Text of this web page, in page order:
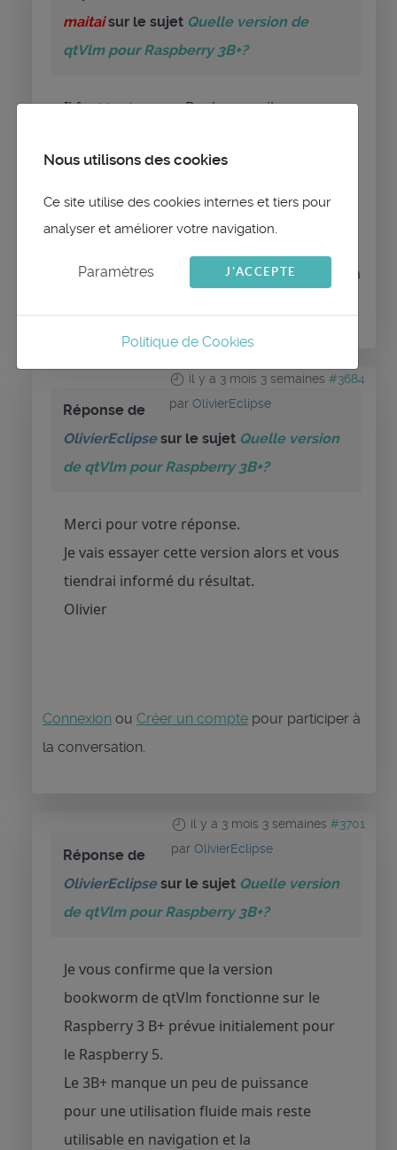
maitaisur le sujet Quelle version de
qtVlm pour Raspberry 3B+?
Il faut tenter avec Bookworm, il y a une
RPI5 mais ca pourrait marcher.
ConnexionouCréer un comptepour participer à
il y a 3 mois 3 semaines #3684
par OlivierEclipse
Réponse de
OlivierEclipsesur le sujet Quelle version
de qtVlm pour Raspberry 3B+?
Merci pour votre réponse.
Je vais essayer cette version alors et vous
tiendrai informé du résultat.
Olivier
Connexion ou Créer un compte pour participer à
la conversation.
il y a 3 mois 3 semaines #3701
par OlivierEclipse
Réponse de
OlivierEclipsesur le sujet Quelle version
de qtVlm pour Raspberry 3B+?
Je vous confirme que la version
bookworm de qtVlm fonctionne sur le
Raspberry 3 B+ prévue initialement pour
le Raspberry 5.
Le 3B+ manque un peu de puissance
pour une utilisation fluide mais reste
utilisable en navigation et la
Nous utilisons des cookies
Ce site utilise des cookies internes et tiers pour
analyser et améliorer votre navigation.
Paramètres J'ACCEPTE
Politique de Cookies